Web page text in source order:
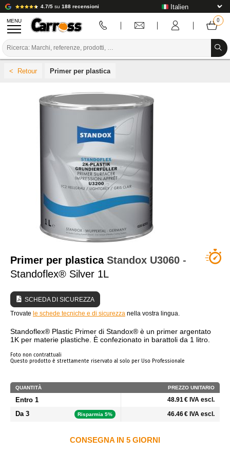
4.7/5 su 188 recensioni
MENU
PREPARAZIONE / VERNICIATURA / RIFINITURA
MATERIALI DI CONSUMO PER LA CARROZZERIA
STRUMENTI PER LA CARROZZERIA
ATTREZZATURE PER CARROZZERIA
MARCHE
INSTALLAZIONE IN LABORATORIO
TUTORIAL E CONSIGLI
Primer per plastica
Primer per plastica Standox U3060 -
Standoflex® Silver 1L
SCHEDA DI SICUREZZA
Trovate le schede tecniche e di sicurezza nella vostra lingua.
Standoflex® Plastic Primer di Standox® è un primer argentato
1K per materie plastiche. È confezionato in barattoli da 1 litro.
Foto non contrattuali
Questo prodotto è strettamente riservato al solo per Uso Professionale
QUANTITÀ PREZZO UNITARIO
Entro 1 48.91 € IVA escl.
Da 3 Risparmia 5% 46.46 € IVA escl.
CONSEGNA IN 5 GIORNI